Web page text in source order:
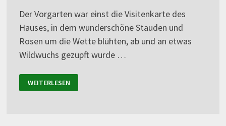
Der Vorgarten war einst die Visitenkarte des
Hauses, in dem wunderschöne Stauden und
Rosen um die Wette blühten, ab und an etwas
Wildwuchs gezupft wurde …
WEITERLESEN